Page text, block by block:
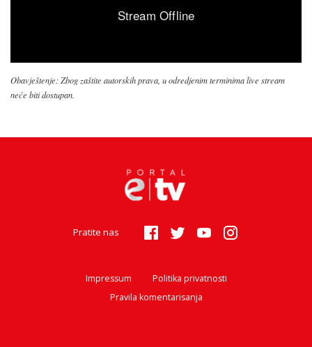
Obavještenje: Zbog zaštite autorskih prava, u odredjenim terminima live stream
neće biti dostupan.
Pratite nas
Impressum
Politika privatnosti
Pravila komentarisanja